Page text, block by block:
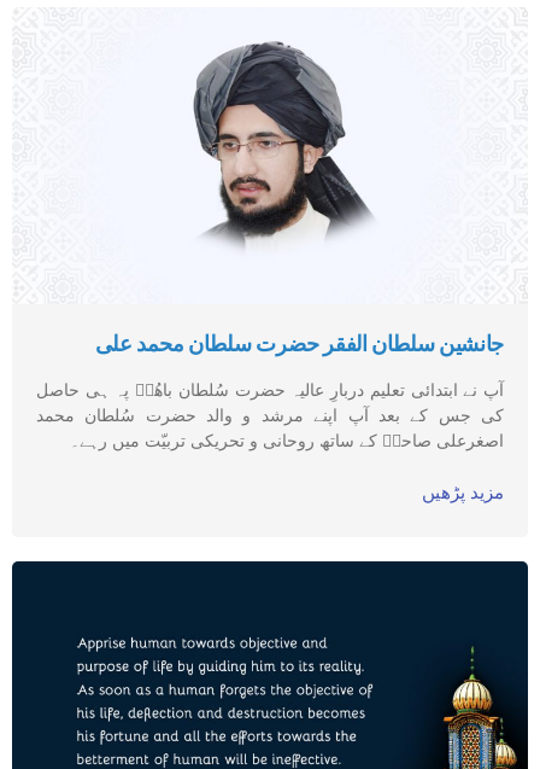
جانشین سلطان الفقر حضرت سلطان محمد علی
آپ نے ابتدائی تعلیم دربارِ عالیہ حضرت سُلطان باھُوؒ پہ ہی حاصل
کی جس کے بعد آپ اپنے مرشد و والد حضرت سُلطان محمد
اصغرعلی صاحبؒ کے ساتھ روحانی و تحریکی تربیّت میں رہے۔
مزید پڑھیں